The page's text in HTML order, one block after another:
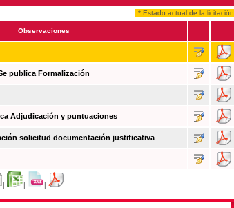
* Estado actual de la licitación
Observaciones
publica Formalización
Adjudicación y puntuaciones
solicitud documentación justificativa
| | |